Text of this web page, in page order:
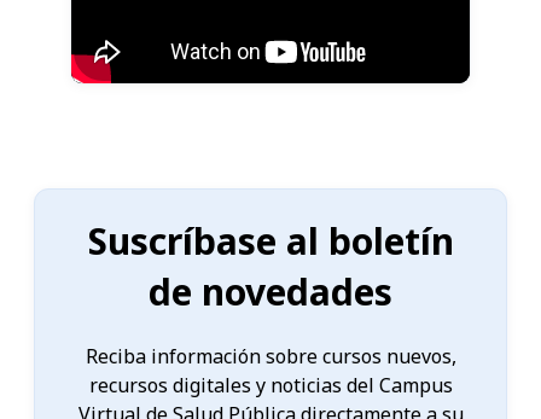
Suscríbase al boletín
de novedades
Reciba información sobre cursos nuevos,
recursos digitales y noticias del Campus